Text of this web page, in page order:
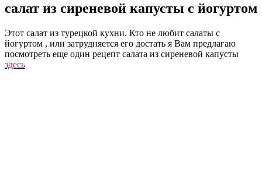
салат из сиреневой капусты с йогуртом
Этот салат из турецкой кухни. Кто не любит салаты с
йогуртом , или затрудняется его достать я Вам предлагаю
посмотреть еще один рецепт салата из сиреневой капусты
здесь